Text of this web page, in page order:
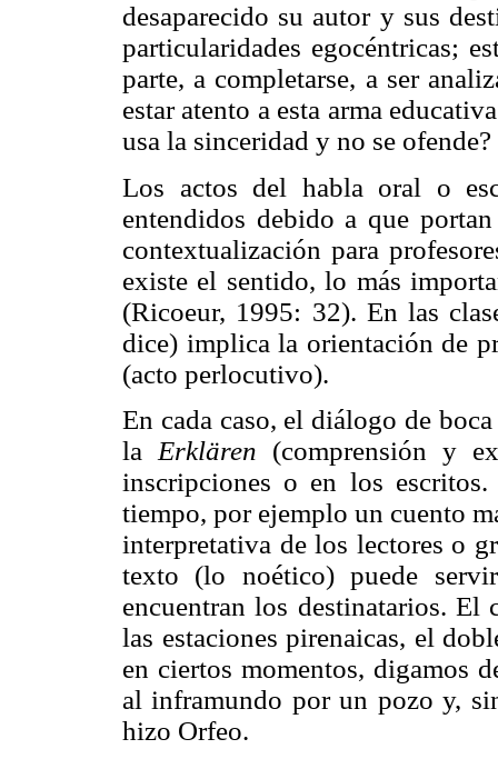
desaparecido su autor y sus
particularidades egocéntricas;
parte, a completarse, a ser
estar atento a esta arma
usa la sinceridad y no se ofende?
Los actos del habla oral o
entendidos debido a que
contextualización para
existe el sentido, lo más
(Ricoeur, 1995: 32). En las
dice) implica la orientación de
(acto perlocutivo).
En cada caso, el diálogo de
la Erklären (comprensión y
inscripciones o en los
tiempo, por ejemplo un cuento
interpretativa de los lectores o
texto (lo noético) puede
encuentran los destinatarios.
las estaciones pirenaicas, el
en ciertos momentos, digamos
al inframundo por un pozo y,
hizo Orfeo.